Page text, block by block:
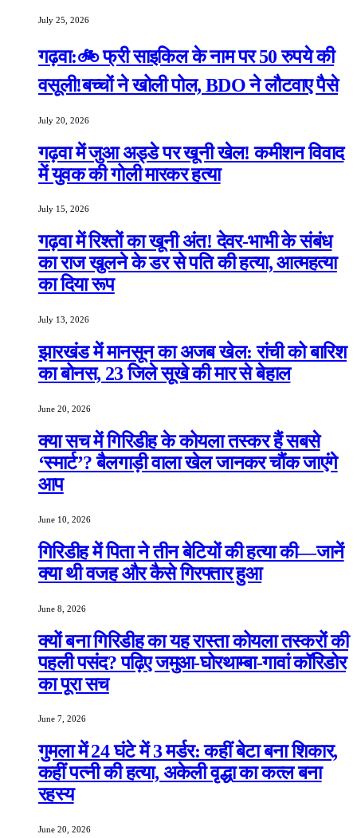
July 25, 2026
गढ़वा:🚲 फ्री साइकिल के नाम पर 50 रुपये की
वसूली!बच्चों ने खोली पोल, BDO ने लौटवाए पैसे
July 20, 2026
गढ़वा में जुआ अड्डे पर खूनी खेल! कमीशन विवाद
में युवक की गोली मारकर हत्या
July 15, 2026
गढ़वा में रिश्तों का खूनी अंत! देवर-भाभी के संबंध
का राज खुलने के डर से पति की हत्या, आत्महत्या
का दिया रूप
July 13, 2026
झारखंड में मानसून का अजब खेल: रांची को बारिश
का बोनस, 23 जिले सूखे की मार से बेहाल
June 20, 2026
क्या सच में गिरिडीह के कोयला तस्कर हैं सबसे
‘स्मार्ट’? बैलगाड़ी वाला खेल जानकर चौंक जाएंगे
आप
June 10, 2026
गिरिडीह में पिता ने तीन बेटियों की हत्या की—जानें
क्या थी वजह और कैसे गिरफ्तार हुआ
June 8, 2026
क्यों बना गिरिडीह का यह रास्ता कोयला तस्करों की
पहली पसंद? पढ़िए जमुआ-घोरथाम्बा-गावां कॉरिडोर
का पूरा सच
June 7, 2026
गुमला में 24 घंटे में 3 मर्डर: कहीं बेटा बना शिकार,
कहीं पत्नी की हत्या, अकेली वृद्धा का कत्ल बना
रहस्य
June 20, 2026